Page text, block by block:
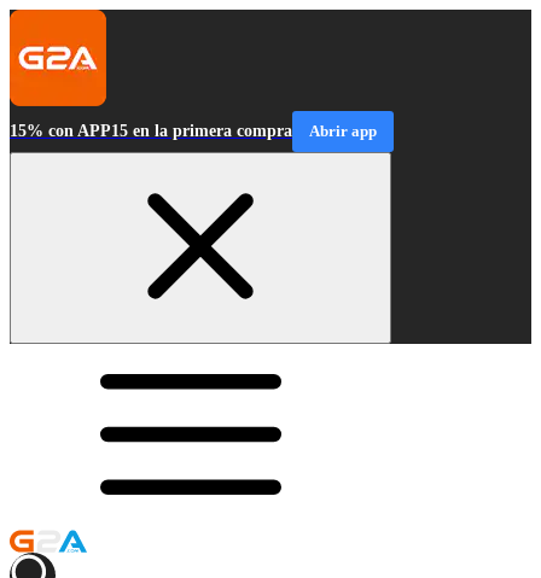
15% con APP15 en la primera compra Abrir app